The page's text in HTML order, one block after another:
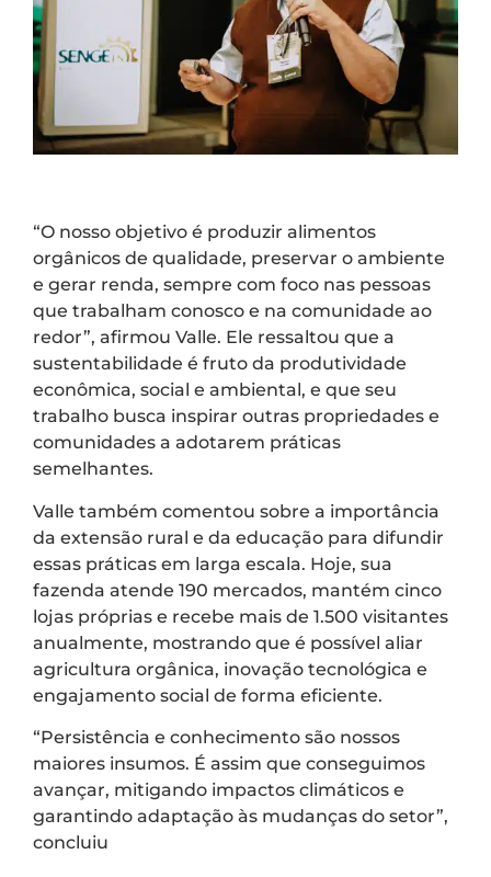
“O nosso objetivo é produzir alimentos
orgânicos de qualidade, preservar o ambiente
e gerar renda, sempre com foco nas pessoas
que trabalham conosco e na comunidade ao
redor”, afirmou Valle. Ele ressaltou que a
sustentabilidade é fruto da produtividade
econômica, social e ambiental, e que seu
trabalho busca inspirar outras propriedades e
comunidades a adotarem práticas
semelhantes.
Valle também comentou sobre a importância
da extensão rural e da educação para difundir
essas práticas em larga escala. Hoje, sua
fazenda atende 190 mercados, mantém cinco
lojas próprias e recebe mais de 1.500 visitantes
anualmente, mostrando que é possível aliar
agricultura orgânica, inovação tecnológica e
engajamento social de forma eficiente.
“Persistência e conhecimento são nossos
maiores insumos. É assim que conseguimos
avançar, mitigando impactos climáticos e
garantindo adaptação às mudanças do setor”,
concluiu